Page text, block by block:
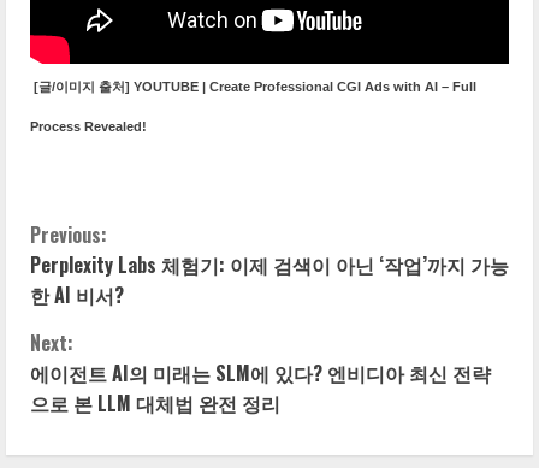
[글/이미지 출처] YOUTUBE | Create Professional CGI Ads with AI – Full
Process Revealed!
C
o
n
t
i
Previous:
Perplexity Labs 체험기: 이제 검색이 아닌 ‘작업’까지 가능
한 AI 비서?
Next:
에이전트 AI의 미래는 SLM에 있다? 엔비디아 최신 전략
으로 본 LLM 대체법 완전 정리